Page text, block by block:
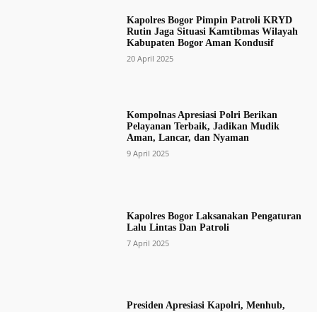
Kapolres Bogor Pimpin Patroli KRYD
Rutin Jaga Situasi Kamtibmas Wilayah
Kabupaten Bogor Aman Kondusif
20 April 2025
Kompolnas Apresiasi Polri Berikan
Pelayanan Terbaik, Jadikan Mudik
Aman, Lancar, dan Nyaman
9 April 2025
Kapolres Bogor Laksanakan Pengaturan
Lalu Lintas Dan Patroli
7 April 2025
Presiden Apresiasi Kapolri, Menhub,